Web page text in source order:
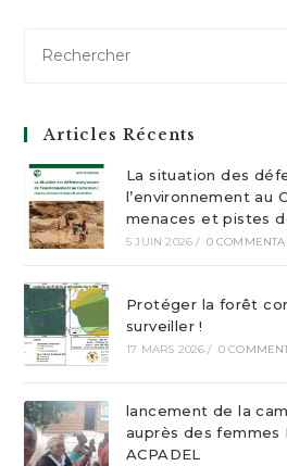
Articles Récents
La situation des
l’environnement au
menaces et pistes
5 JUIN 2026 / 0
Protéger la forêt
surveiller !
17 MARS 2026 / 0
lancement de la
auprès des femmes
ACPADEL